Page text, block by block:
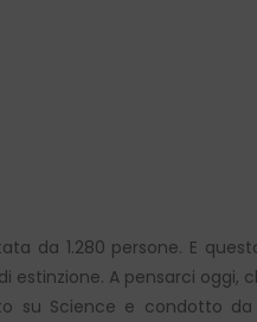
da 1.280 persone. E
estinzione. A pensarci oggi,
su Science e condotto